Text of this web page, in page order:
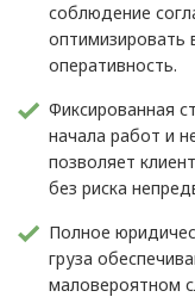
соблюдение
оптимизировать
оперативность.
Фиксированная
начала работ и
позволяет
без риска
Полное
груза
маловероятном